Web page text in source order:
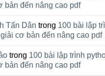
bản đến nâng cao pdf
Tấn Dân trong 100 bài lập
cơ bản đến nâng cao pdf
trong 100 bài lập trình
bản đến nâng cao pdf